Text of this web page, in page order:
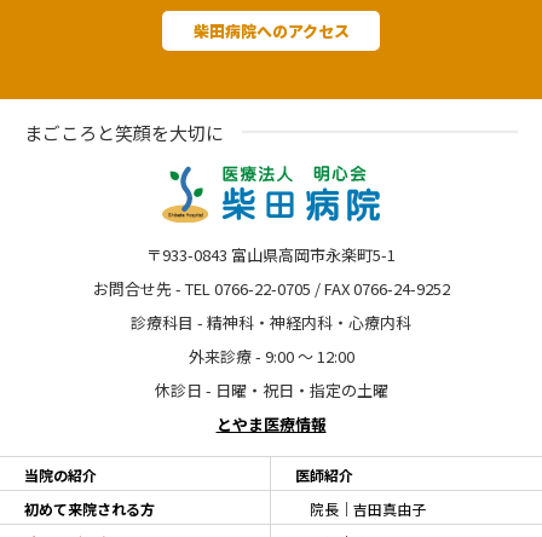
柴田病院へのアクセス
まごころと笑顔を大切に
〒933-0843 富山県高岡市永楽町5-1
お問合せ先 - TEL 0766-22-0705 / FAX 0766-24-9252
診療科目 - 精神科・神経内科・心療内科
外来診療 - 9:00 〜 12:00
休診日 - 日曜・祝日・指定の土曜
とやま医療情報
当院の紹介
初めて来院される方
医師紹介
院長｜吉田真由子